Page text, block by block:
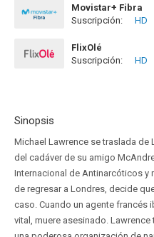
Movistar+ Fibra
Disponible hasta el
Suscripción: HD
FlixOlé
Suscripción:
HD
Sinopsis
Michael Lawrence se traslada de
del cadáver de su amigo
Internacional de Antinarcóticos y
de regresar a Londres, decide
caso. Cuando un agente francés
vital, muere asesinado.